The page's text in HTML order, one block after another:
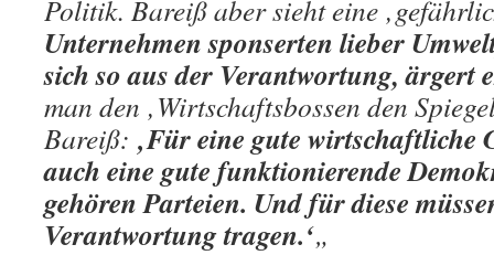
Politik. Bareiß aber sieht eine
Unternehmen sponserten lieber
sich so aus der Verantwortung, ärgert
man den ‚Wirtschaftsbossen den
Bareiß: ‚Für eine gute wirtschaftliche
auch eine gute funktionierende
gehören Parteien. Und für diese
Verantwortung tragen.‘„